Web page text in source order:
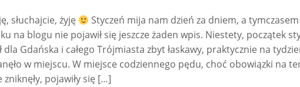
słuchajcie, żyję
Styczeń mija nam dzień za dniem, a
na blogu nie pojawił się jeszcze żaden wpis. Niestety, początek
dla Gdańska i całego Trójmiasta zbyt łaskawy, praktycznie na
w miejscu. W miejsce codziennego pędu, choć obowiązki na
zniknęły, pojawiły się […]